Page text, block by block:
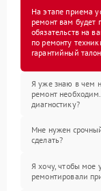
На этапе приема
ремонт вам будет
обязательств на
по ремонту
гарантийный
Я уже знаю в чем
ремонт
диагностику?
Мне нужен
сделать?
Я хочу, чтобы мое
ремонтировали